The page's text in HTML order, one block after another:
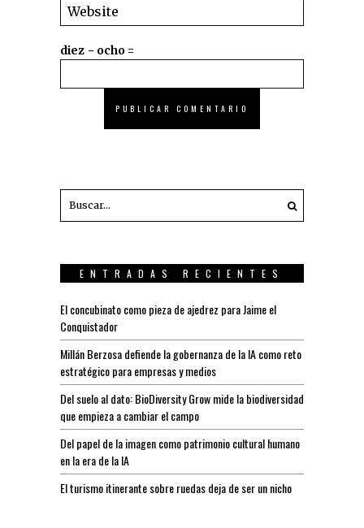
diez − ocho =
ENTRADAS RECIENTES
El concubinato como pieza de ajedrez para Jaime el
Conquistador
Millán Berzosa defiende la gobernanza de la IA como reto
estratégico para empresas y medios
Del suelo al dato: BioDiversity Grow mide la biodiversidad
que empieza a cambiar el campo
Del papel de la imagen como patrimonio cultural humano
en la era de la IA
El turismo itinerante sobre ruedas deja de ser un nicho